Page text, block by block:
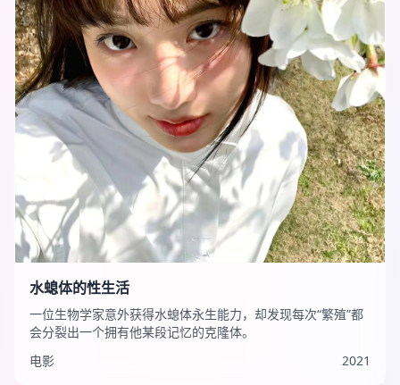
水螅体的性生活
一位生物学家意外获得水螅体永生能力，却发现每次“繁殖”都
会分裂出一个拥有他某段记忆的克隆体。
电影
2021